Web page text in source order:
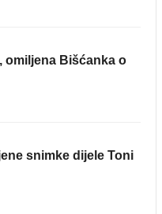
omiljena Bišćanka o
snimke dijele Toni